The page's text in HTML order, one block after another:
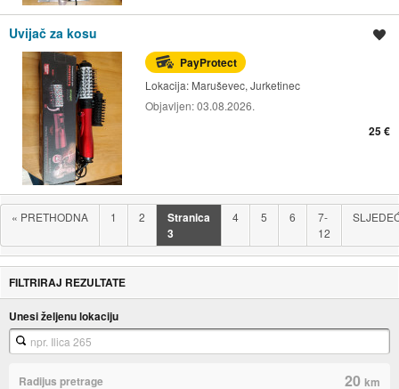
Uvijač za kosu
PayProtect
Lokacija: Maruševec, Jurketinec
Objavljen:03.08.2026.
25 €
« PRETHODNA 1 2
Stranica
3
4 5 6
7-
12
FILTRIRAJ REZULTATE
Unesi željenu lokaciju
Radijus pretrage 20km